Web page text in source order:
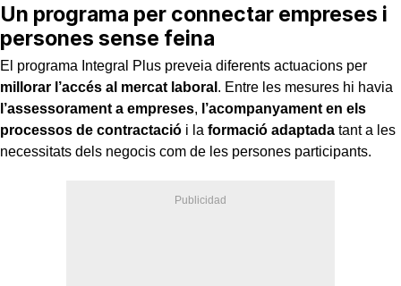
Un programa per connectar empreses i
persones sense feina
El programa Integral Plus preveia diferents actuacions per
millorar l’accés al mercat laboral . Entre les mesures hi havia
l’assessorament a empreses, l’acompanyament en els
processos de contractació i la formació adaptada tant a les
necessitats dels negocis com de les persones participants.